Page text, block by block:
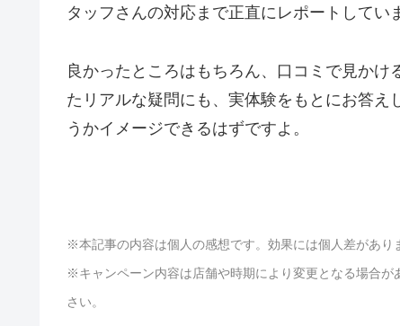
タッフさんの対応まで正直にレポートしてい
良かったところはもちろん、口コミで見か
たリアルな疑問にも、実体験をもとにお答
うかイメージできるはずですよ。
※本記事の内容は個人の感想です。効果には個人差があり
※キャンペーン内容は店舗や時期により変更となる場合
さい。